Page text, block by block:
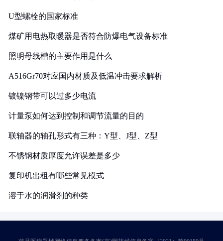
U型螺栓的国家标准
煤矿用电热取暖器是否符合防爆电气设备标准
照明母线槽的主要作用是什么
A516Gr70对应国内材质及低温冲击要求解析
镀镍钢带可以过多少电流
计量泵如何达到控制和调节流量的目的
联轴器的轴孔形式有三种：Y型、J型、Z型
不锈钢材质厚度允许误差是多少
复印机出租有哪些常见模式
溶于水的润滑剂的种类